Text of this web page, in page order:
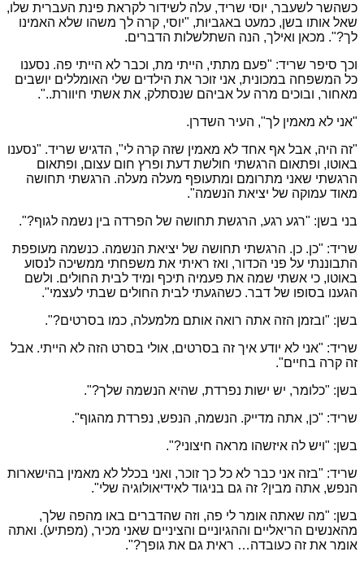
כשהשר לשעבר, יוסי שריד, עלה לשידור לקראת פינת העברית שלו,
שאל אותו בשן, כמעט באגביות, "יוסי, קרה לך משהו שלא האמינו
לך?". מכאן ואילך, הנה השתלשלות הדברים.
וכך סיפר שריד: "פעם מתתי, הייתי מת, וכבר לא הייתי פה. נסענו
כל המשפחה במכונית, אני זוכר את הילדים שלי האומללים יושבים
מאחור, ובוכים מרה על אביהם שנסתלק, את אשתי חיוורת..".
"אני לא מאמין לך", העיר השדרן.
"זה היה, אבל אף אחד לא מאמין שזה קרה לי", הדגיש שריד. "נסענו
באוטו, ופתאום הרגשתי חולשת דעת ופרץ חום עצום, ופתאום
הרגשתי שאני מתרומם ומתעופף מעלה מעלה. הרגשתי תחושה
מאוד עמוקה של יציאת הנשמה".
בני בשן: "רגע רגע, הרגשת תחושה של הפרדה בין נשמה לגוף?".
שריד: "כן. כן. הרגשתי תחושה של יציאת הנשמה. כנשמה מעופפת
התבוננתי על פני הכדור, ואז ראיתי את משפחתי ממשיכה לנסוע
באוטו, כי אשתי שמה את פעמיה תיכף ומיד לבית החולים. ולשם
הגענו בסופו של דבר. כשהגעתי לבית החולים שבתי לעצמי".
בשן: "ובזמן הזה אתה רואה אותם מלמעלה, כמו בסרטים?".
שריד: "אני לא יודע איך זה בסרטים, אולי בסרט הזה לא הייתי. אבל
זה קרה בחיים".
בשן: "כלומר, יש ישות נפרדת, שהיא הנשמה שלך?".
שריד: "כן, אתה מדייק. הנשמה, הנפש, נפרדת מהגוף".
בשן: "ויש לה איזשהו מראה חיצוני?".
שריד: "בזה אני כבר לא כל כך זוכר, ואני בכלל לא מאמין בהישארות
הנפש, אתה מבין? זה גם בניגוד לאידיאולוגיה שלי".
בשן: "מה שאתה אומר לי פה, וזה שהדברים באו מהפה שלך,
מהאנשים הריאליים וההגיוניים והציניים שאני מכיר, (מפתיע). ואתה
אומר את זה כעובדה… ראית גם את גופך?".